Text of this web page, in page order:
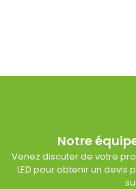
Notre
Venez discuter de votre
LED pour obtenir un devis